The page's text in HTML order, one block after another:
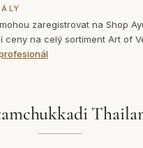
zaregistrovat na Shop
ceny na celý sortiment Art of